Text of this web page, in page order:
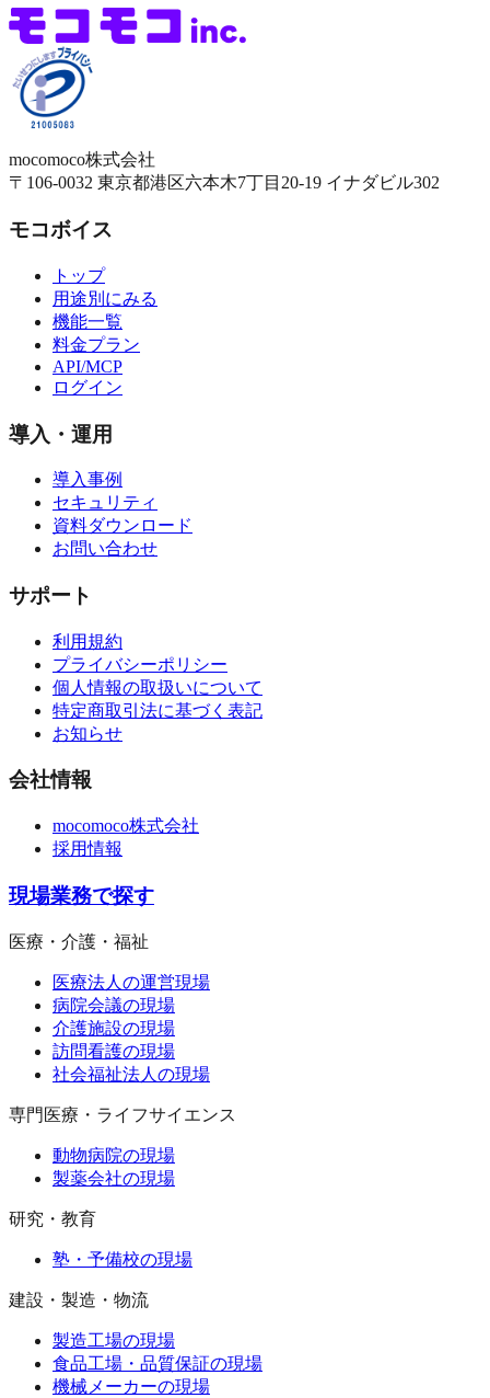
mocomoco株式会社
〒106-0032 東京都港区六本木7丁目20-19 イナダビル302
モコボイス
トップ
用途別にみる
機能一覧
料金プラン
API/MCP
ログイン
導入・運用
導入事例
セキュリティ
資料ダウンロード
お問い合わせ
サポート
利用規約
プライバシーポリシー
個人情報の取扱いについて
特定商取引法に基づく表記
お知らせ
会社情報
mocomoco株式会社
採用情報
現場業務で探す
医療・介護・福祉
医療法人の運営現場
病院会議の現場
介護施設の現場
訪問看護の現場
社会福祉法人の現場
専門医療・ライフサイエンス
動物病院の現場
製薬会社の現場
研究・教育
塾・予備校の現場
建設・製造・物流
製造工場の現場
食品工場・品質保証の現場
機械メーカーの現場